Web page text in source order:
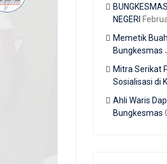
NEGERI
Memetik
Bungkesmas
Mitra Serikat
Sosialisasi di
Ahli Waris
Bungkesmas